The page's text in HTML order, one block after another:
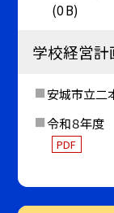
(0 B)
学校経営計
安城市立二
令和８年度
PDF